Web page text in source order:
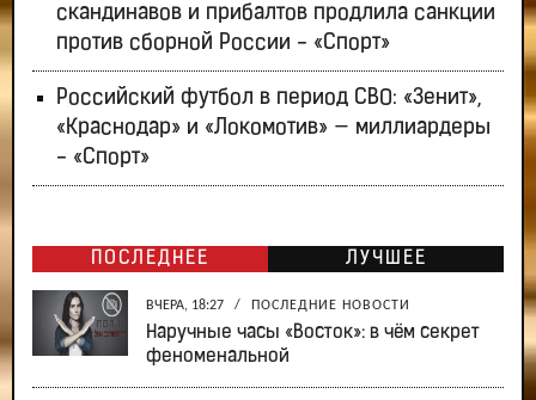
скандинавов и прибалтов продлила санкции
против сборной России - «Спорт»
Российский футбол в период СВО: «Зенит»,
«Краснодар» и «Локомотив» — миллиардеры
- «Спорт»
ПОСЛЕДНЕЕ ЛУЧШЕЕ
ВЧЕРА, 18:27 / ПОСЛЕДНИЕ НОВОСТИ
Наручные часы «Восток»: в чём секрет
феноменальной